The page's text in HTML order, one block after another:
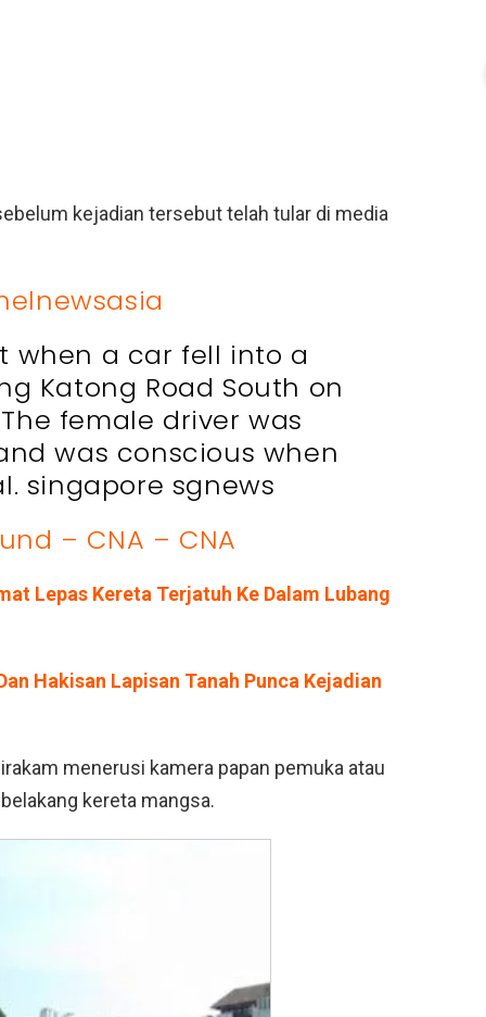
kejadian tersebut telah tular di media
when a car fell into a
Katong Road South on
female driver was
was conscious when
singapore sgnews
– CNA – CNA
Lepas Kereta Terjatuh Ke Dalam Lubang
Hakisan Lapisan Tanah Punca Kejadian
menerusi kamera papan pemuka atau
kereta mangsa.